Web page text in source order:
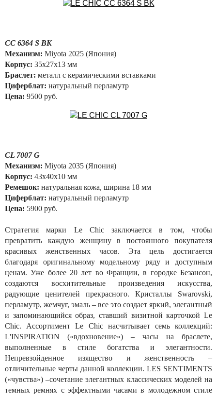
CC 6364 S BK
Механизм: Miyota 2025 (Япония)
Корпус: 35x27x13 мм
Браслет: металл с керамическими вставками
Циферблат: натуральный перламутр
Цена: 9500 руб.
CL 7007 G
Механизм: Miyota 2035 (Япония)
Корпус: 43х40х10 мм
Ремешок: натуральная кожа, ширина 18 мм
Циферблат: натуральный перламутр
Цена: 5900 руб.
Стратегия марки Le Chic заключается в том, чтобы
превратить каждую женщину в постоянного покупателя
красивых женственных часов. Эта цель достигается
благодаря оригинальному модельному ряду и доступным
ценам. Уже более 20 лет во Франции, в городке Безансон,
создаются восхитительные произведения искусства,
радующие ценителей прекрасного. Кристаллы Swarovski,
перламутр, жемчуг, эмаль – все это создает яркий, элегантный
и запоминающийся образ, ставший визитной карточкой Le
Chic. Ассортимент Le Chic насчитывает семь коллекций:
L'INSPIRATION («вдохновение») – часы на браслете,
выполненные в стиле богатства и элегантности.
Непревзойденное изящество и женственность –
отличительные черты данной коллекции. LES SENTIMENTS
(«чувства») –сочетание элегантных классических моделей на
темных ремнях с эффектными часами в молодежном стиле